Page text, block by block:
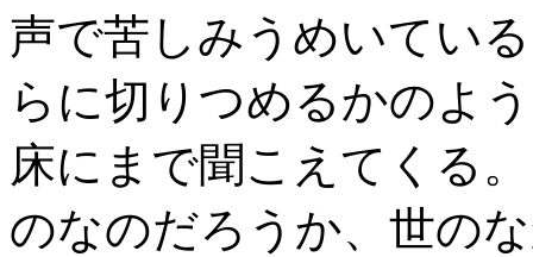
声で苦しみうめいてい
らに切りつめるかのよ
床にまで聞こえてくる
のなのだろうか、世の